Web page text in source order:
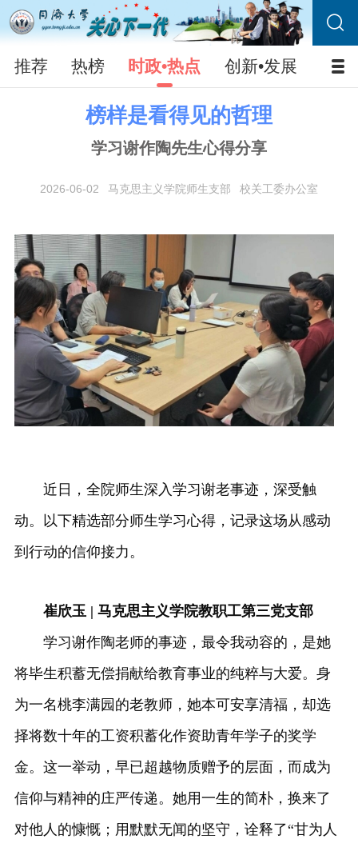
推荐 热榜 时政•热点 创新•发展 校
榜样是看得见的哲理
学习谢作陶先生心得分享
2026-06-02 马克思主义学院师生支部 校关工委办公室
近日，全院师生深入学习谢老事迹，深受触
动。以下精选部分师生学习心得，记录这场从感动
到行动的信仰接力。
崔欣玉 | 马克思主义学院教职工第三党支部
学习谢作陶老师的事迹，最令我动容的，是她
将毕生积蓄无偿捐献给教育事业的纯粹与大爱。身
为一名桃李满园的老教师，她本可安享清福，却选
择将数十年的工资积蓄化作资助青年学子的奖学
金。这一举动，早已超越物质赠予的层面，而成为
信仰与精神的庄严传递。她用一生的简朴，换来了
对他人的慷慨；用默默无闻的坚守，诠释了“甘为人